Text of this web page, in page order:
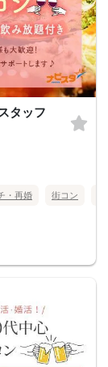
タッフ
・再婚 街コン